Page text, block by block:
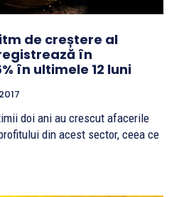
de creștere al
în
în ultimele 12 luni
doi ani au crescut afacerile
din acest sector, ceea ce